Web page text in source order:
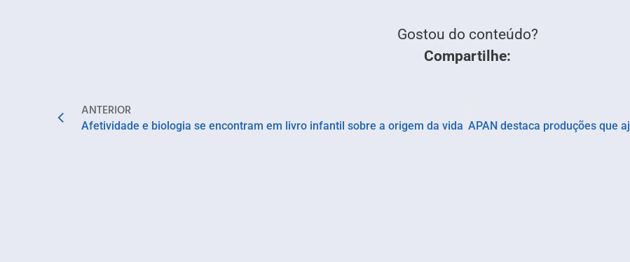
Gostou do conteúdo?
Compartilhe:
ANTERIOR
Afetividade e biologia se encontram em livro infantil sobre a origem da vida